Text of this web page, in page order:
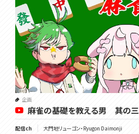
企画
麻雀の基礎を教える男 其の三
配信ch 大門地リューゴン・Ryugon Daimonji